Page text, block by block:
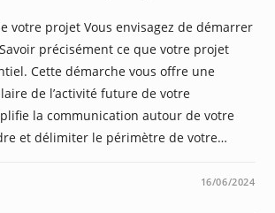
votre projet Vous envisagez de démarrer
précisément ce que votre projet
Cette démarche vous offre une
de l’activité future de votre
la communication autour de votre
et délimiter le périmètre de votre…
16/06/2024